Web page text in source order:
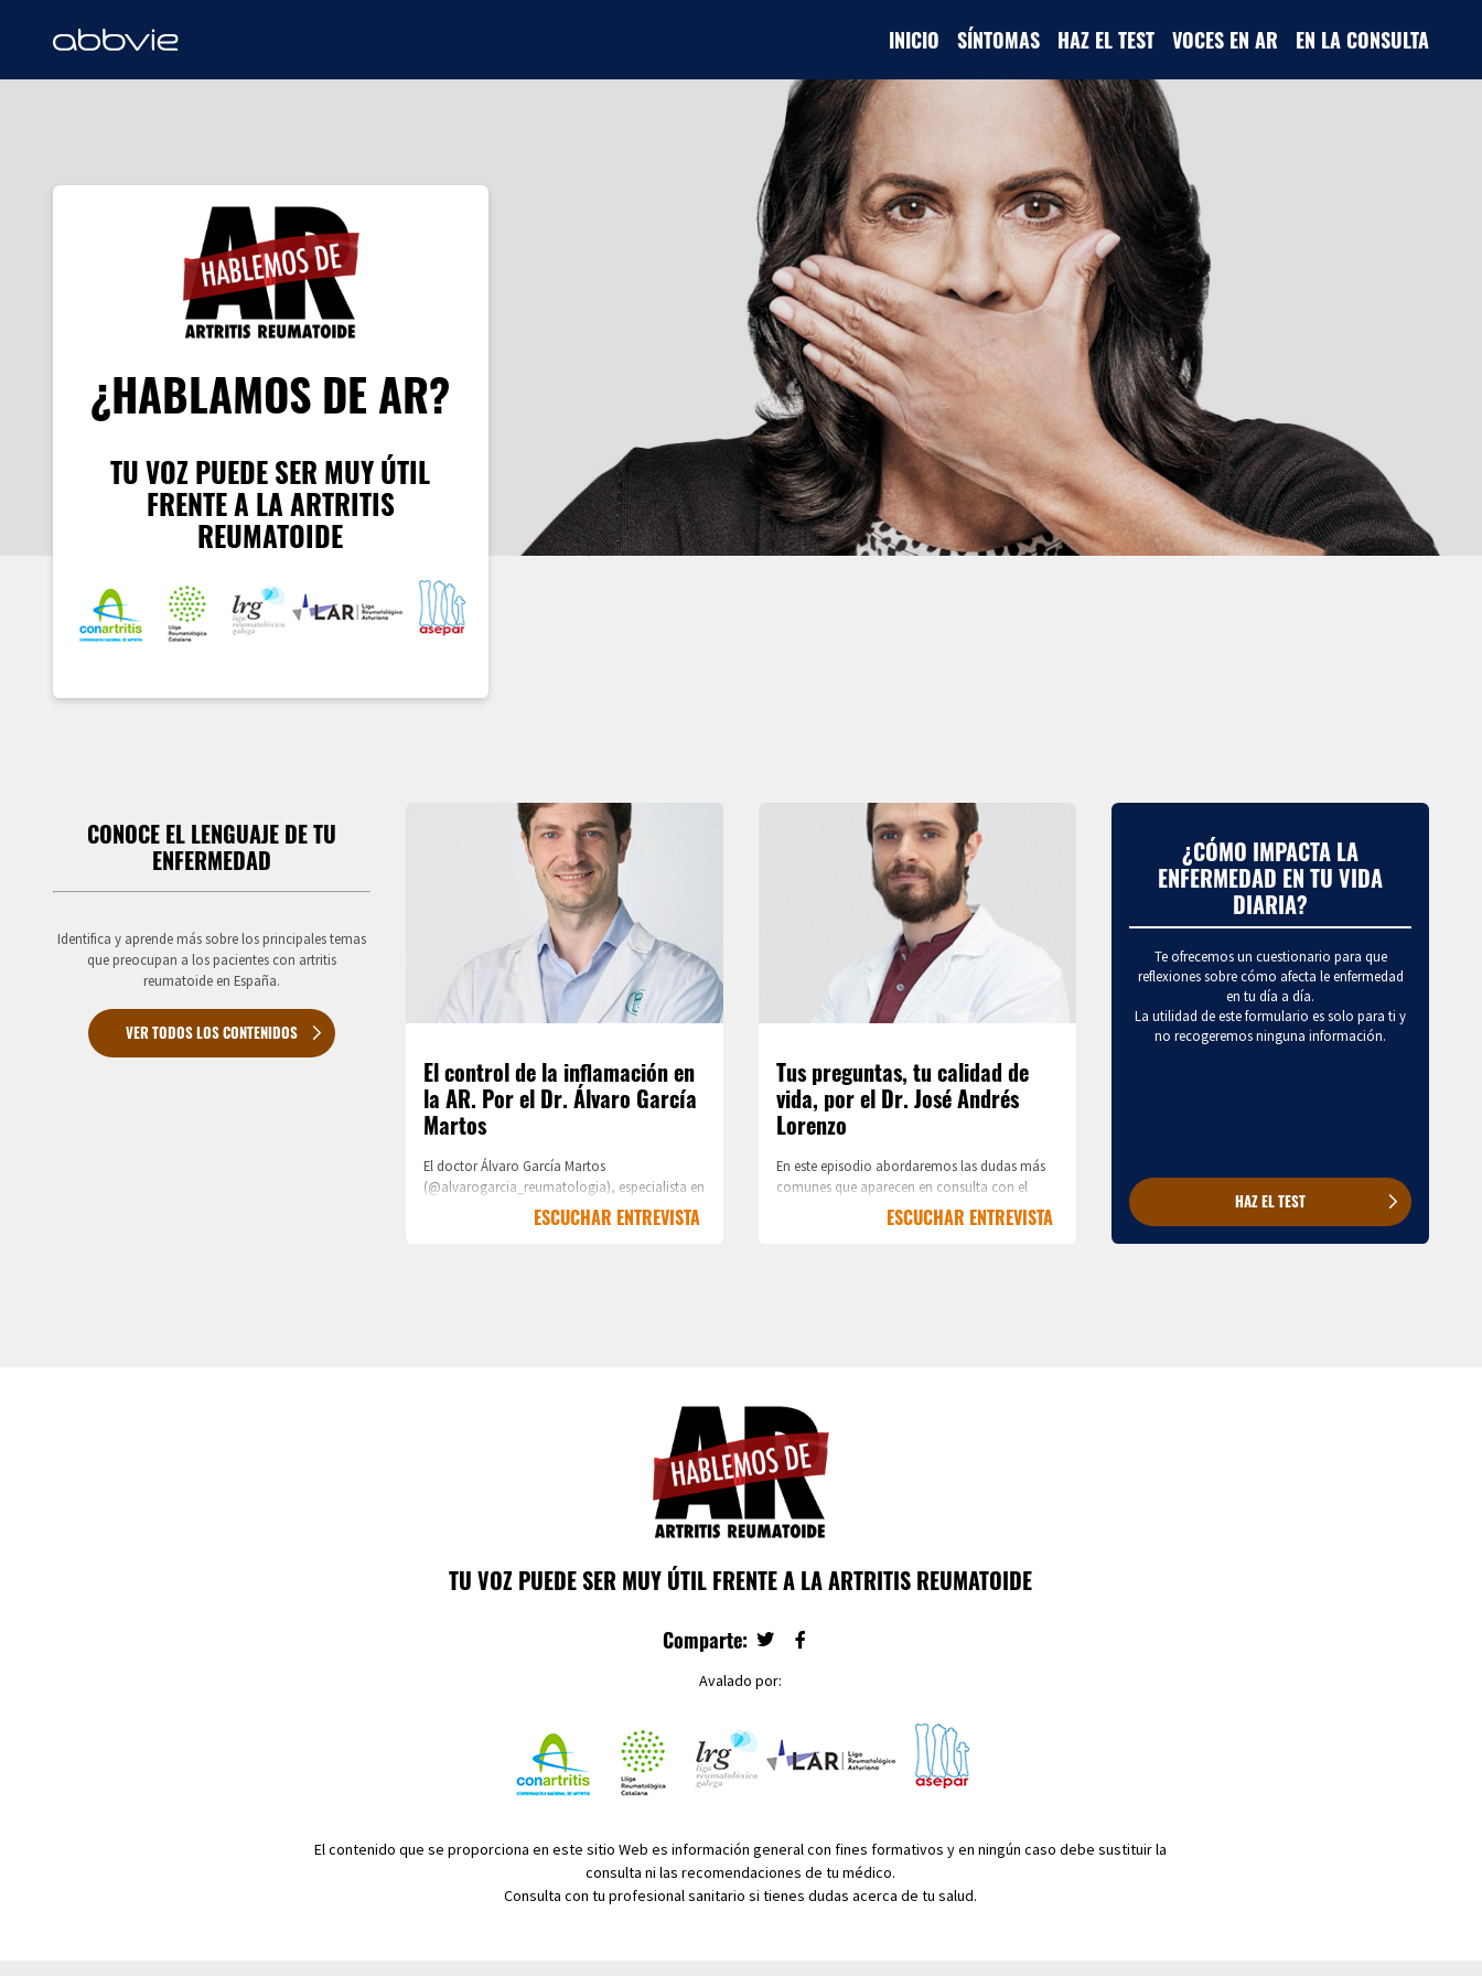
INICIO SÍNTOMAS HAZ EL TEST VOCES EN AR EN LA CONSULTA
¿HABLAMOS DE AR?
TU VOZ PUEDE SER MUY ÚTIL
FRENTE A LA ARTRITIS
REUMATOIDE
CONOCE EL LENGUAJE DE TU
ENFERMEDAD
Identifica y aprende más sobre los principales temas
que preocupan a los pacientes con artritis
reumatoide en España.
VER TODOS LOS CONTENIDOS
El control de la inflamación en
la AR. Por el Dr. Álvaro García
Martos
El doctor Álvaro García Martos
(@alvarogarcia_reumatologia), especialista en
reumatología en el Hospital Universitario del
Tajo, comparte su experiencia y explica que el
ESCUCHAR ENTREVISTA
Tus preguntas, tu calidad de
vida, por el Dr. José Andrés
Lorenzo
En este episodio abordaremos las dudas más
comunes que aparecen en consulta con el
objetivo de ayudar a entender la enfermedad y
mejorar la calidad de vida. Para ello
ESCUCHAR ENTREVISTA
¿CÓMO IMPACTA LA
ENFERMEDAD EN TU VIDA
DIARIA?
Te ofrecemos un cuestionario para que
reflexiones sobre cómo afecta le enfermedad
en tu día a día.
La utilidad de este formulario es solo para ti y
no recogeremos ninguna información.
HAZ EL TEST
TU VOZ PUEDE SER MUY ÚTIL FRENTE A LA ARTRITIS REUMATOIDE
Comparte:
Avalado por:
El contenido que se proporciona en este sitio Web es información general con fines formativos y en ningún caso debe sustituir la
consulta ni las recomendaciones de tu médico.
Consulta con tu profesional sanitario si tienes dudas acerca de tu salud.